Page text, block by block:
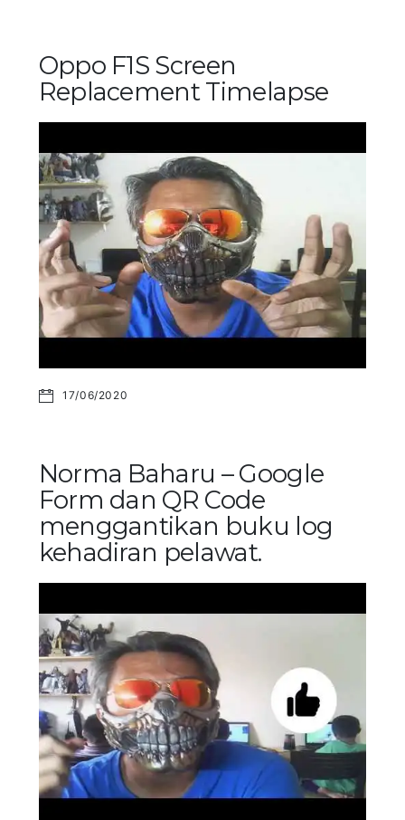
Oppo F1S Screen
Replacement Timelapse
17/06/2020
Norma Baharu – Google
Form dan QR Code
menggantikan buku log
kehadiran pelawat.